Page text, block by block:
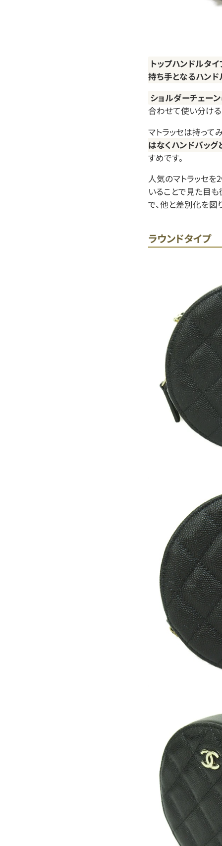
トップハンドルタイ
持ち手となるハン
ショルダーチェー
合わせて使い分ける
マトラッセは持って
はなくハンドバッグ
すめです。
人気のマトラッセ
いることで見た目
で、他と差別化を図
ラウンドタイプ